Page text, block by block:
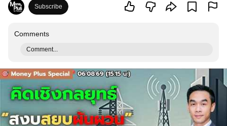
Subscribe
Comments
Comment...